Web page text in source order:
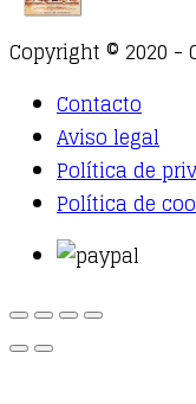
Copyright © 2020 -
Contacto
Aviso legal
Política de
Política de